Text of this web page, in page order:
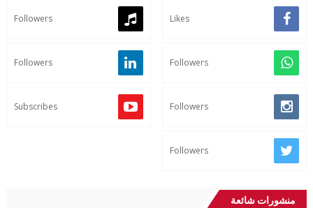
Likes
Followers
Followers
Followers
Followers
Subscribes
Followers
منشورات شائعة